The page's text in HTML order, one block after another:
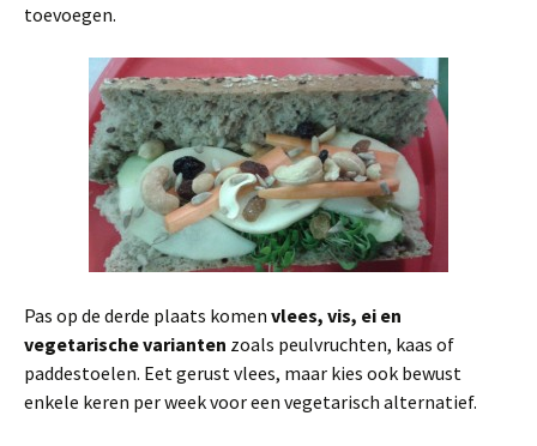
toevoegen.
Pas op de derde plaats komen vlees, vis, ei en
vegetarische varianten zoals peulvruchten, kaas of
paddestoelen. Eet gerust vlees, maar kies ook bewust
enkele keren per week voor een vegetarisch alternatief.